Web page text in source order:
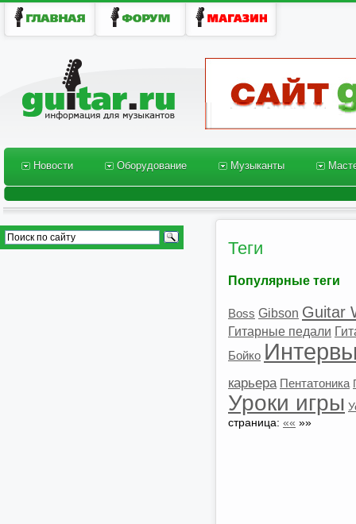
Новости
Новости Оборудование
Оборудование Музыканты
Музыканты
Теги
Популярные теги
Boss Gibson Guitar
Гитарные педали
Бойко
карьера Пентатоника
Уроки игры
страница: «« »»